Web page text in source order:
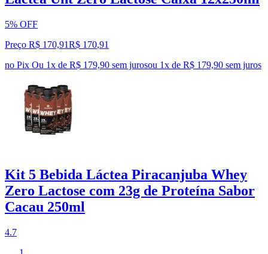
5% OFF
Preço R$ 170,91R$ 170,91
no Pix Ou 1x de R$ 179,90 sem jurosou 1x de R$ 179,90 sem juros
Kit 5 Bebida Láctea Piracanjuba Whey
Zero Lactose com 23g de Proteína Sabor
Cacau 250ml
4.7